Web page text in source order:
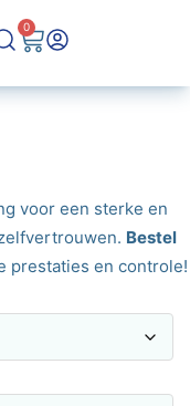
0
voor een sterke en
Bestel
prestaties en controle!